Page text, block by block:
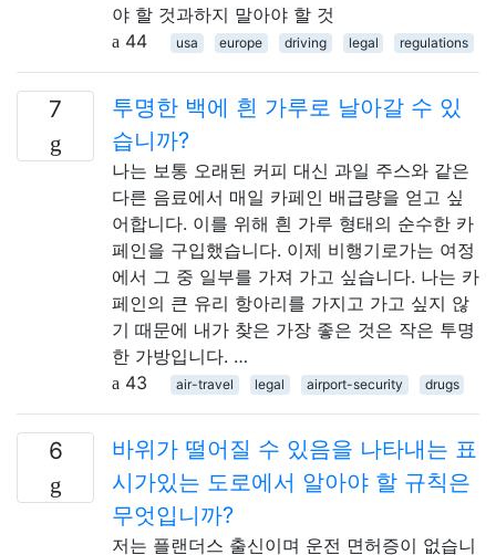
야 할 것과하지 말아야 할 것
44
usa europe driving legal regulations
7
투명한 백에 흰 가루로 날아갈 수 있
습니까?
나는 보통 오래된 커피 대신 과일 주스와 같은
다른 음료에서 매일 카페인 배급량을 얻고 싶
어합니다. 이를 위해 흰 가루 형태의 순수한 카
페인을 구입했습니다. 이제 비행기로가는 여정
에서 그 중 일부를 가져 가고 싶습니다. 나는 카
페인의 큰 유리 항아리를 가지고 가고 싶지 않
기 때문에 내가 찾은 가장 좋은 것은 작은 투명
한 가방입니다. …
43
air-travel legal airport-security drugs
6
바위가 떨어질 수 있음을 나타내는 표
시가있는 도로에서 알아야 할 규칙은
무엇입니까?
저는 플랜더스 출신이며 운전 면허증이 없습니